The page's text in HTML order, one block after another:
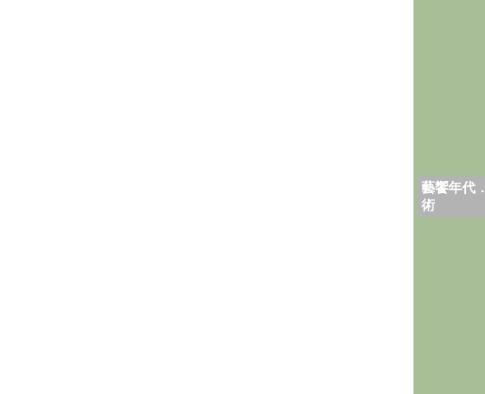
藝饗年代
術